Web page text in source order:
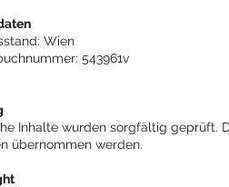
Wien
543961v
Inhalte wurden sorgfältig geprüft.
übernommen werden.